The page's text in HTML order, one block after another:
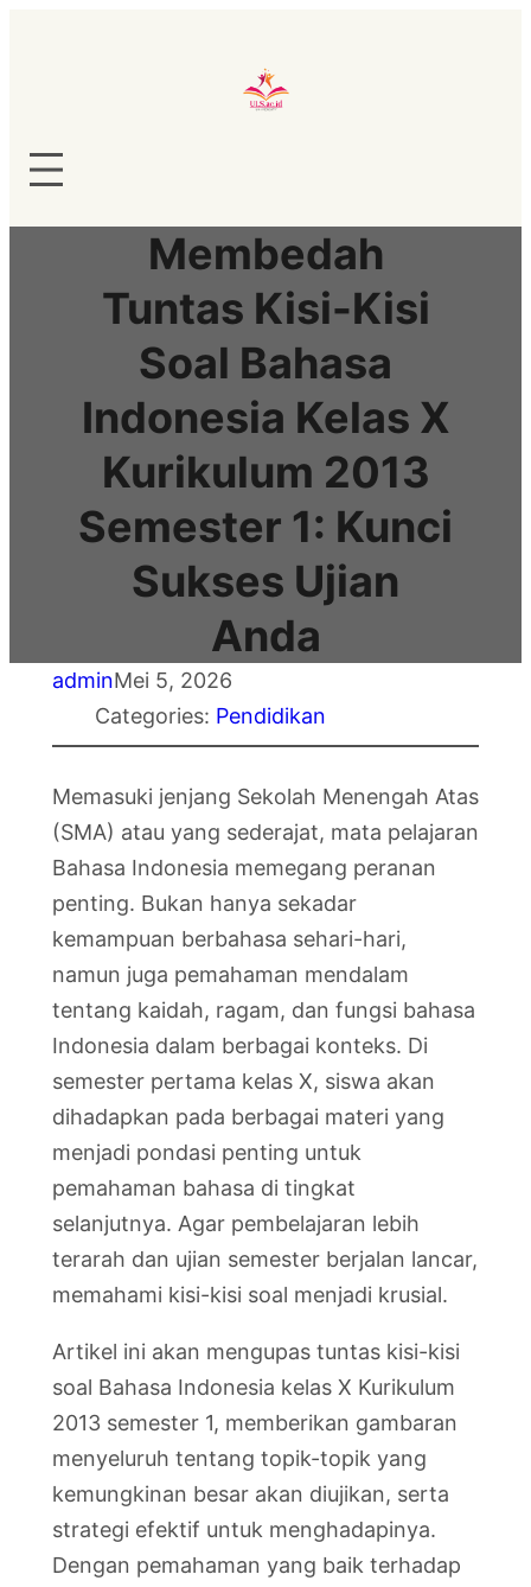
Membedah
Tuntas Kisi-Kisi
Soal Bahasa
Indonesia Kelas X
Kurikulum 2013
Semester 1: Kunci
Sukses Ujian
Anda
adminMei 5, 2026
Categories: Pendidikan
Memasuki jenjang Sekolah Menengah Atas
(SMA) atau yang sederajat, mata pelajaran
Bahasa Indonesia memegang peranan
penting. Bukan hanya sekadar
kemampuan berbahasa sehari-hari,
namun juga pemahaman mendalam
tentang kaidah, ragam, dan fungsi bahasa
Indonesia dalam berbagai konteks. Di
semester pertama kelas X, siswa akan
dihadapkan pada berbagai materi yang
menjadi pondasi penting untuk
pemahaman bahasa di tingkat
selanjutnya. Agar pembelajaran lebih
terarah dan ujian semester berjalan lancar,
memahami kisi-kisi soal menjadi krusial.
Artikel ini akan mengupas tuntas kisi-kisi
soal Bahasa Indonesia kelas X Kurikulum
2013 semester 1, memberikan gambaran
menyeluruh tentang topik-topik yang
kemungkinan besar akan diujikan, serta
strategi efektif untuk menghadapinya.
Dengan pemahaman yang baik terhadap